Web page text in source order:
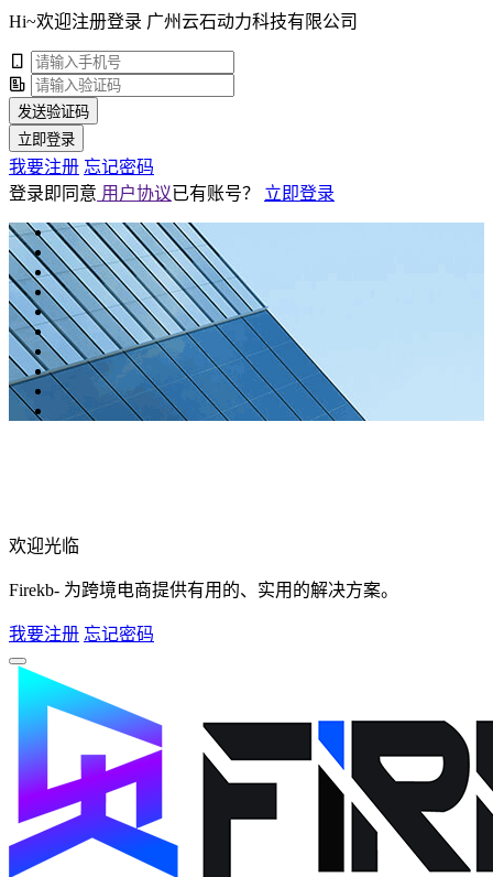
Hi~欢迎注册登录 广州云石动力科技有限公司
发送验证码
立即登录
我要注册 忘记密码
登录即同意 用户协议已有账号？ 立即登录
欢迎光临
Firekb- 为跨境电商提供有用的、实用的解决方案。
我要注册 忘记密码